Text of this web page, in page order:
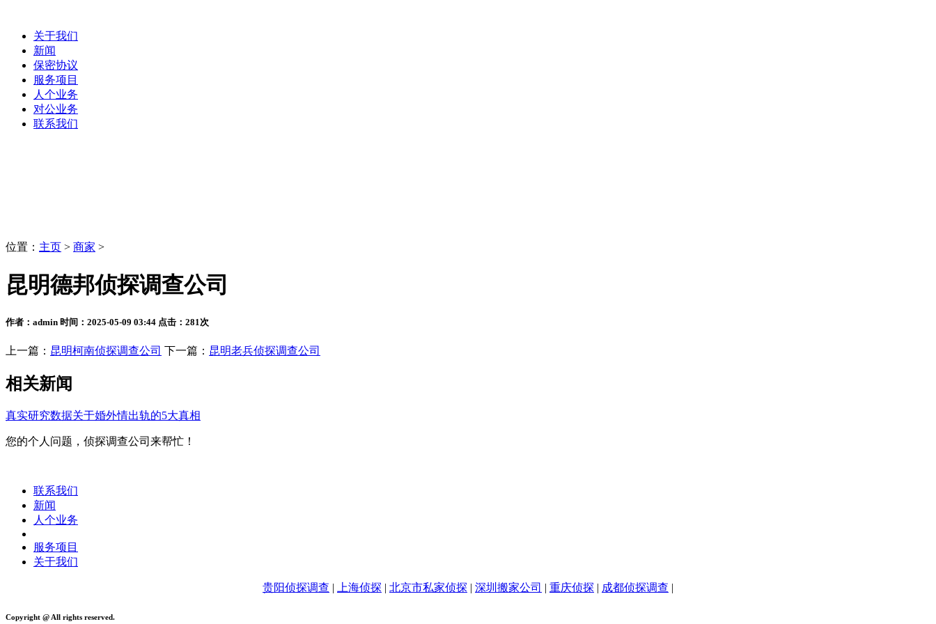
关于我们
新闻
保密协议
服务项目
人个业务
对公业务
联系我们
位置： 主页 > 商家 >
昆明德邦侦探调查公司
作者：admin 时间：2025-05-09 03:44 点击：281次
上一篇： 昆明柯南侦探调查公司 下一篇： 昆明老兵侦探调查公司
相关新闻
真实研究数据关于婚外情出轨的5大真相
您的个人问题，侦探调查公司来帮忙！
联系我们
新闻
人个业务
服务项目
关于我们
贵阳侦探调查 | 上海侦探 | 北京市私家侦探 | 深圳搬家公司 | 重庆侦探 | 成都侦探调查 |
Copyright @ All rights reserved.